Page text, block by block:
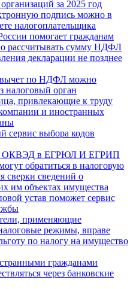
за 2025 год
подпись можно в
налогоплательщика
помогает гражданам
рассчитывать сумму НДФЛ
декларации не позднее
по НДФЛ можно
налоговый орган
привлекающие к труду
и иностранных
сервис выбора кодов
ОКВЭД в ЕГРЮЛ И ЕГРИП
обратиться в налоговую
сверки сведений о
им объектах имущества
устав поможет сервис
применяющие
режимы, вправе
по налогу на имущество
гражданами
через банковские